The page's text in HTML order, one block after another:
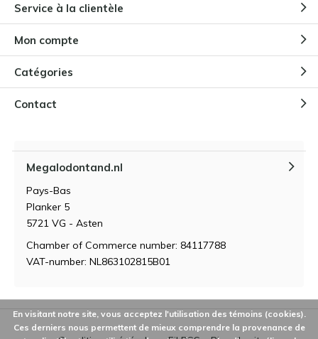
Quelle est la taille du Megalodon
Service à la clientèle
Mon compte
Catégories
Contact
Megalodontand.nl
Pays-Bas
Planker 5
5721 VG - Asten
Chamber of Commerce number: 84117788
VAT-number: NL863102815B01
En visitant notre site, vous acceptez l'utilisation des témoins (cookies).
Ces derniers nous permettent de mieux comprendre la provenance de